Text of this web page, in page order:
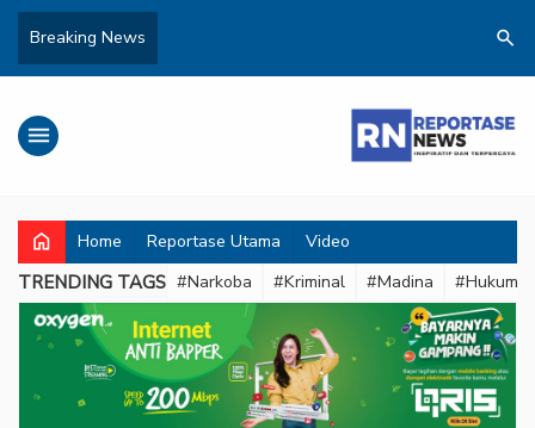
Breaking News search
menu
home Home Reportase Utama Video
TRENDING TAGS #Narkoba #Kriminal #Madina #Hukum